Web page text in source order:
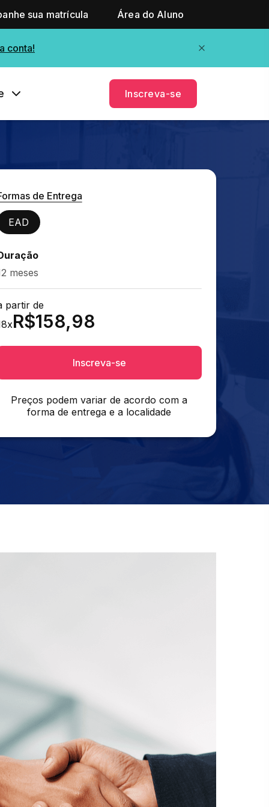
sua matrícula Área do Aluno
conta!
Inscreva-se
de Entrega
EAD
meses
partir de
xR$158,98
Inscreva-se
Preços podem variar de acordo com a
forma de entrega e a localidade